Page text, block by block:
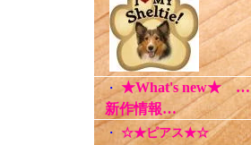
・★What's new★ …
新作情報…
・ ☆★ピアス★☆